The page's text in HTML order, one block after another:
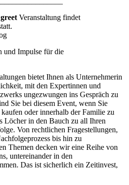
Veranstaltung findet
und Impulse für die
bietet Ihnen als Unternehmerin
mit den Expertinnen und
ungezwungen ins Gespräch zu
Sie bei diesem Event, wenn Sie
oder innerhalb der Familie zu
Löcher in den Bauch zu all Ihren
Von rechtlichen Fragestellungen,
bis hin zu
Themen decken wir eine Reihe von
untereinander in den
Das ist sicherlich ein Zeitinvest,